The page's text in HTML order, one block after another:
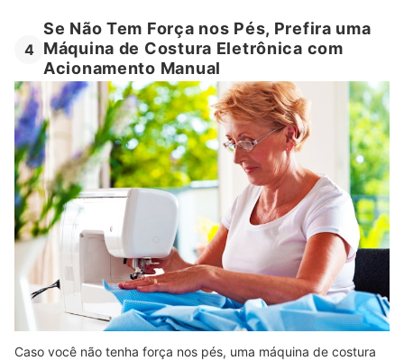
4
Se Não Tem Força nos Pés, Prefira uma
Máquina de Costura Eletrônica com
Acionamento Manual
Caso você não tenha força nos pés, uma máquina de costura